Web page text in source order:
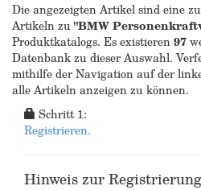
Die angezeigten Artikel sind eine
Artikeln zu"BMW
Produktkatalogs. Es existieren97
Datenbank zu dieser Auswahl.
mithilfe der Navigation auf der
alle Artikeln anzeigen zu können.
Schritt 1:
Registrieren.
Hinweis zur